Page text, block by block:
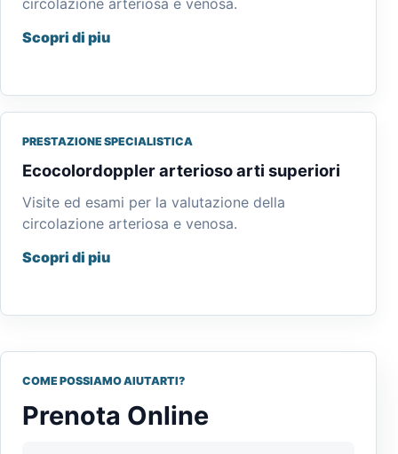
circolazione arteriosa e venosa.
Scopri di piu
PRESTAZIONE SPECIALISTICA
Ecocolordoppler arterioso arti superiori
Visite ed esami per la valutazione della
circolazione arteriosa e venosa.
Scopri di piu
COME POSSIAMO AIUTARTI?
Prenota Online